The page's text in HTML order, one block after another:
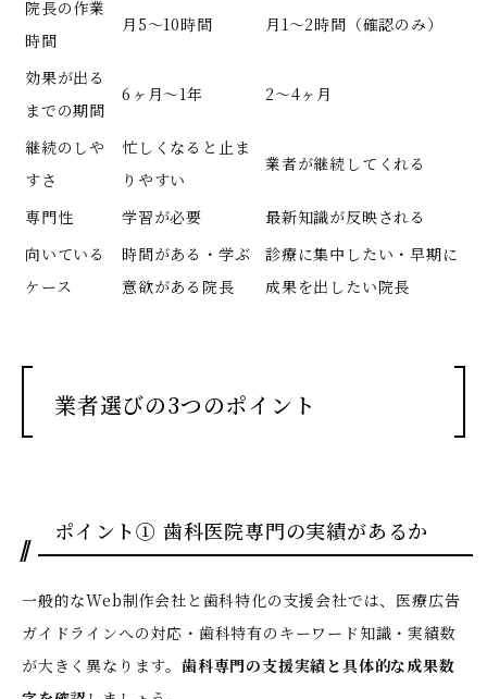
院長の作業
時間
月5〜10時間 月1〜2時間（確認のみ）
効果が出る
までの期間
6ヶ月〜1年 2〜4ヶ月
継続のしや
すさ
忙しくなると止ま
りやすい
業者が継続してくれる
専門性 学習が必要
最新知識が反映される
向いている
ケース
時間がある・学ぶ
意欲がある院長
診療に集中したい・早期に
成果を出したい院長
業者選びの3つのポイント
ポイント① 歯科医院専門の実績があるか
一般的なWeb制作会社と歯科特化の支援会社では、医療広告
ガイドラインへの対応・歯科特有のキーワード知識・実績数
が大きく異なります。 歯科専門の支援実績と具体的な成果数